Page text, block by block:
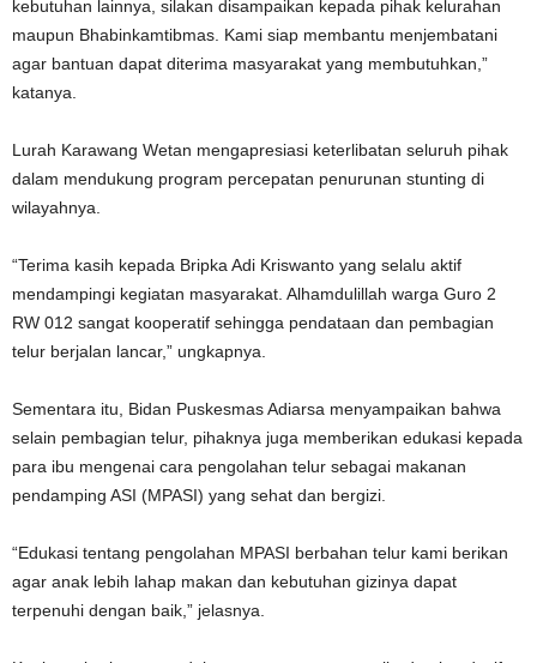
kebutuhan lainnya, silakan disampaikan kepada pihak kelurahan
maupun Bhabinkamtibmas. Kami siap membantu menjembatani
agar bantuan dapat diterima masyarakat yang membutuhkan,”
katanya.
Lurah Karawang Wetan mengapresiasi keterlibatan seluruh pihak
dalam mendukung program percepatan penurunan stunting di
wilayahnya.
“Terima kasih kepada Bripka Adi Kriswanto yang selalu aktif
mendampingi kegiatan masyarakat. Alhamdulillah warga Guro 2
RW 012 sangat kooperatif sehingga pendataan dan pembagian
telur berjalan lancar,” ungkapnya.
Sementara itu, Bidan Puskesmas Adiarsa menyampaikan bahwa
selain pembagian telur, pihaknya juga memberikan edukasi kepada
para ibu mengenai cara pengolahan telur sebagai makanan
pendamping ASI (MPASI) yang sehat dan bergizi.
“Edukasi tentang pengolahan MPASI berbahan telur kami berikan
agar anak lebih lahap makan dan kebutuhan gizinya dapat
terpenuhi dengan baik,” jelasnya.